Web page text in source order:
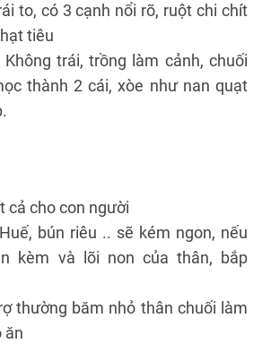
to, có 3 cạnh nổi rõ, ruột chi chít
tiêu
Không trái, trồng làm cảnh, chuối
thành 2 cái, xòe như nan quạt
cả cho con người
bún riêu .. sẽ kém ngon, nếu
kèm và lõi non của thân, bắp
thường băm nhỏ thân chuối làm
ăn